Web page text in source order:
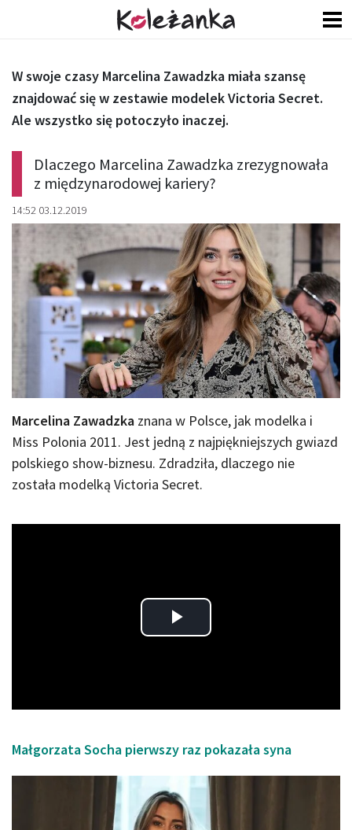
Dlaczego Marcelina Zawadzka zrezygnowała
z międzynarodowej kariery?
14:52 03.12.2019
W swoje czasy Marcelina Zawadzka miała szansę
znajdować się w zestawie modelek Victoria Secret.
Ale wszystko się potoczyło inaczej.
Marcelina Zawadzka znana w Polsce, jak modelka i
Miss Polonia 2011. Jest jedną z najpiękniejszych gwiazd
polskiego show-biznesu. Zdradziła, dlaczego nie
została modelką Victoria Secret.
Play
Małgorzata Socha pierwszy raz pokazała syna